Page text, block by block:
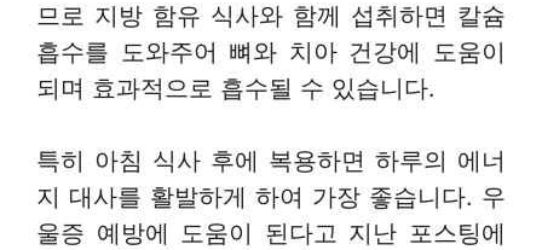
므로 지방 함유 식사와 함께 섭취하면 칼슘
흡수를 도와주어 뼈와 치아 건강에 도움이
되며 효과적으로 흡수될 수 있습니다.
특히 아침 식사 후에 복용하면 하루의 에너
지 대사를 활발하게 하여 가장 좋습니다. 우
울증 예방에 도움이 된다고 지난 포스팅에